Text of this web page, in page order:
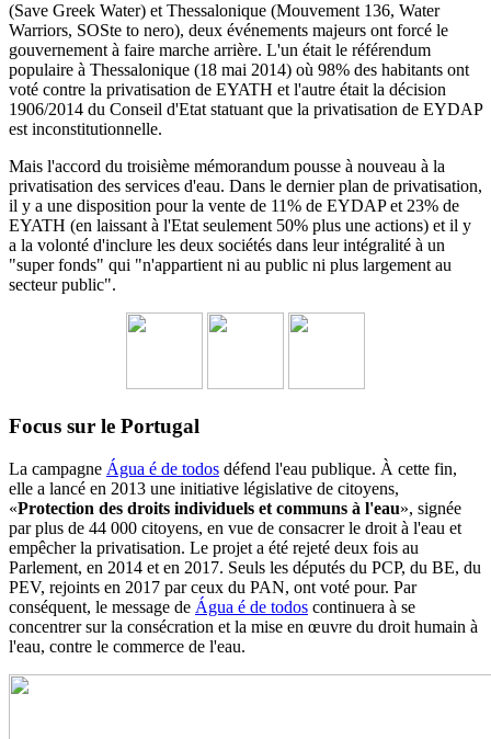
(Save Greek Water) et Thessalonique (Mouvement 136, Water
Warriors, SOSte to nero), deux événements majeurs ont forcé le
gouvernement à faire marche arrière. L'un était le référendum
populaire à Thessalonique (18 mai 2014) où 98% des habitants ont
voté contre la privatisation de EYATH et l'autre était la décision
1906/2014 du Conseil d'Etat statuant que la privatisation de EYDAP
est inconstitutionnelle.
Mais l'accord du troisième mémorandum pousse à nouveau à la
privatisation des services d'eau. Dans le dernier plan de privatisation,
il y a une disposition pour la vente de 11% de EYDAP et 23% de
EYATH (en laissant à l'Etat seulement 50% plus une actions) et il y
a la volonté d'inclure les deux sociétés dans leur intégralité à un
"super fonds" qui "n'appartient ni au public ni plus largement au
secteur public".
Focus sur le Portugal
La campagne Água é de todos défend l'eau publique. À cette fin,
elle a lancé en 2013 une initiative législative de citoyens,
«Protection des droits individuels et communs à l'eau», signée
par plus de 44 000 citoyens, en vue de consacrer le droit à l'eau et
empêcher la privatisation. Le projet a été rejeté deux fois au
Parlement, en 2014 et en 2017. Seuls les députés du PCP, du BE, du
PEV, rejoints en 2017 par ceux du PAN, ont voté pour. Par
conséquent, le message de Água é de todos continuera à se
concentrer sur la consécration et la mise en œuvre du droit humain à
l'eau, contre le commerce de l'eau.